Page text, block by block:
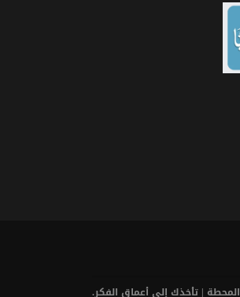
المحطة | تأخذك إلى أعماق الفكر.